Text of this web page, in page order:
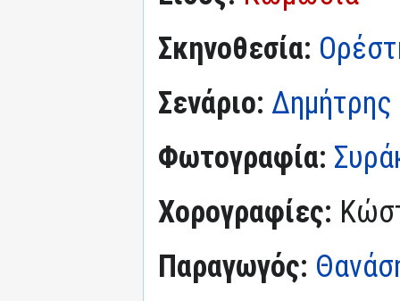
Σκηνοθεσία:
Σενάριο:
Φωτογραφία:
Χορογραφίες:
Παραγωγός: